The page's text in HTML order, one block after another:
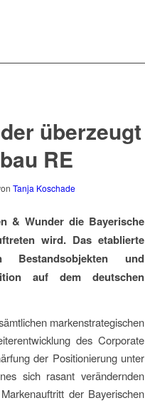
überzeugt
RE
Tanja Koschade
& Wunder die Bayerische
wird. Das etablierte
und
auf dem deutschen
markenstrategischen
des Corporate
der Positionierung unter
sich rasant verändernden
der Bayerischen